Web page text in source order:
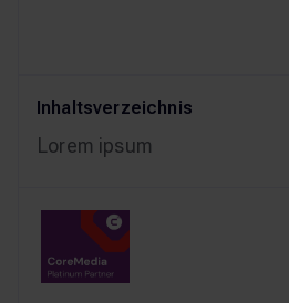
Inhaltsverzeichnis
Lorem ipsum